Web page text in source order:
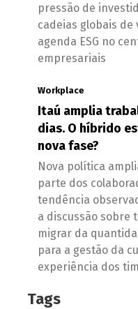
pressão de
cadeias globais
agenda ESG no
empresariais
Workplace
Itaú amplia
dias. O híbrido
nova fase?
Nova política
parte dos
tendência
a discussão sobre
migrar da
para a gestão da
experiência dos
Tags